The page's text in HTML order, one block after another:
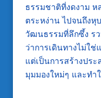
ธรรมชาติที่งดงาม ห
ตระหง่าน ไปจนถึงหุ
วัฒนธรรมที่ลึกซึ้ง รว
ว่าการเดินทางไม่ใ
แต่เป็นการสร้างปร
มุมมองใหม่ๆ และท